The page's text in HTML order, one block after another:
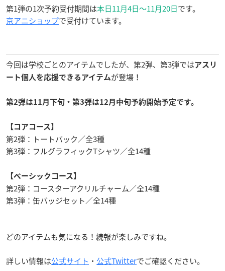
第1弾の1次予約受付期間は本日11月4日〜11月20日です。
京アニショップで受付けています。
今回は学校ごとのアイテムでしたが、第2弾、第3弾ではアスリ
ート個人を応援できるアイテムが登場！
第2弾は11月下旬・第3弾は12月中旬予約開始予定です。
【コアコース】
第2弾：トートバック／全3種
第3弾：フルグラフィックTシャツ／全14種
【ベーシックコース】
第2弾：コースターアクリルチャーム／全14種
第3弾：缶バッジセット／全14種
どのアイテムも気になる！続報が楽しみですね。
詳しい情報は公式サイト ・ 公式Twitterでご確認ください。